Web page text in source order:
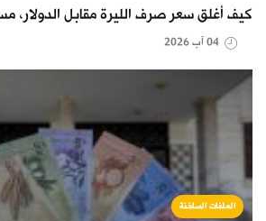
كيف أغلق سعر صرف الليرة مقابل الدولار،
الملفات الساخنة